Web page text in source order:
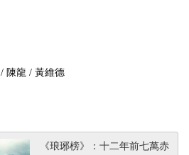
陳龍 / 黃維德
《琅琊榜》：十二年前七萬赤